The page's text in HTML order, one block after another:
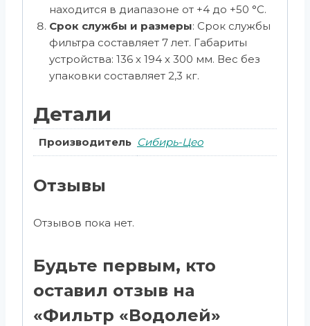
находится в диапазоне от +4 до +50 °C.
Срок службы и размеры: Срок службы
фильтра составляет 7 лет. Габариты
устройства: 136 х 194 х 300 мм. Вес без
упаковки составляет 2,3 кг.
Детали
Производитель Сибирь-Цео
Отзывы
Отзывов пока нет.
Будьте первым, кто
оставил отзыв на
«Фильтр «Водолей»